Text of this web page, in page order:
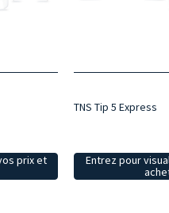
prix et
TNS Tip 5 Express
Entrez pour